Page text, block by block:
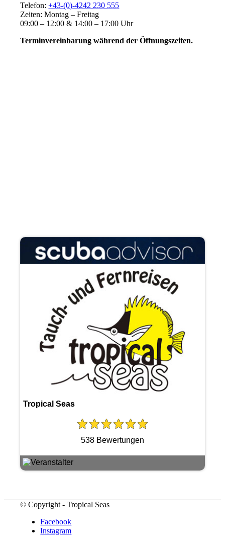
Telefon:+43-(0)-4242 230 555
Zeiten: Montag – Freitag
09:00 – 12:00 & 14:00 – 17:00 Uhr
Terminvereinbarung während der Öffnungszeiten.
Tropical Seas
538 Bewertungen
© Copyright - Tropical Seas
Facebook
Instagram